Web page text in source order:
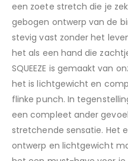
een zoete stretch die je
gebogen ontwerp van de
stevig vast zonder het
het als een hand die
SQUEEZE is gemaakt van
het is lichtgewicht en
flinke punch. In
een compleet ander
stretchende sensatie. Het
ontwerp en lichtgewicht